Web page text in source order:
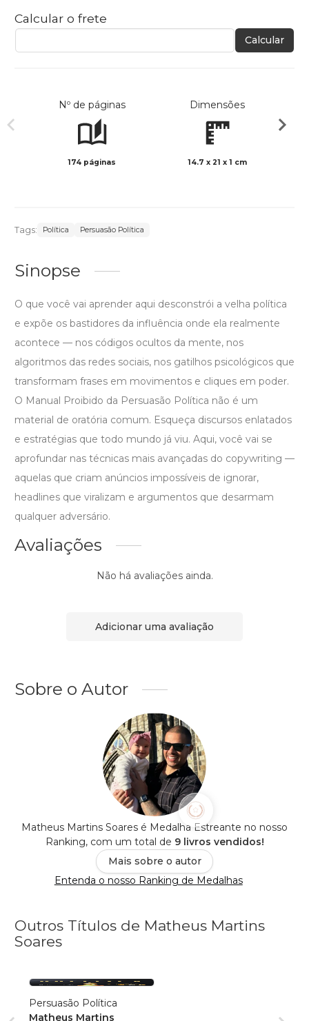
Calcular o frete
Calcular
Nº de páginas
174 páginas
Dimensões
14.7 x 21 x 1 cm
Tags: Política Persuasão Política
Sinopse
O que você vai aprender aqui desconstrói a velha política
e expõe os bastidores da influência onde ela realmente
acontece — nos códigos ocultos da mente, nos
algoritmos das redes sociais, nos gatilhos psicológicos que
transformam frases em movimentos e cliques em poder.
O Manual Proibido da Persuasão Política não é um
material de oratória comum. Esqueça discursos enlatados
e estratégias que todo mundo já viu. Aqui, você vai se
aprofundar nas técnicas mais avançadas do copywriting —
aquelas que criam anúncios impossíveis de ignorar,
headlines que viralizam e argumentos que desarmam
qualquer adversário.
Avaliações
Não há avaliações ainda.
Adicionar uma avaliação
Sobre o Autor
Matheus Martins Soares é Medalha Estreante no nosso
Ranking, com um total de 9 livros vendidos!
Mais sobre o autor
Entenda o nosso Ranking de Medalhas
Outros Títulos de Matheus Martins
Soares
Persuasão Política
Matheus Martins